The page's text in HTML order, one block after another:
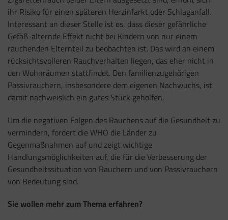
ihr Risiko für einen späteren Herzinfarkt oder Schlaganfall.
Interessant an dieser Stelle ist es, dass dieser gefährliche
Gefäß-alternde Effekt nicht bei Kindern von nur einem
rauchenden Elternteil zu beobachten ist. Das wird an einem
rücksichtsvolleren Rauchverhalten liegen, das eher nicht in
den Wohnräumen stattfindet. Den familienzugehörigen
Passivrauchern, insbesondere dem eigenen Nachwuchs, ist
damit nachweislich ein gutes Stück geholfen.
Um die negativen Folgen des Rauchens auf die Gesundheit zu
vermindern, fordert die WHO die Länder zu
Gegenmaßnahmen auf und zeigt wichtige
Handlungsmöglichkeiten auf, die für die Verbesserung der
Gesundheitssituation von Rauchern und von Passivrauchern
von Bedeutung sind.
Sie wollen mehr zum Thema erfahren?